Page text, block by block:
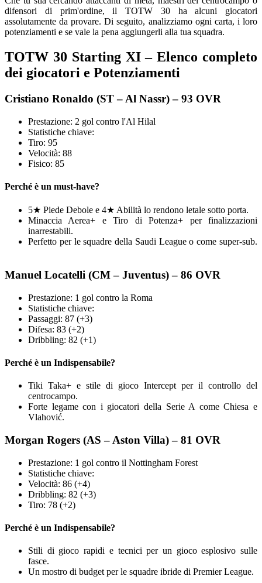
difensori di prim'ordine, il TOTW 30 ha alcuni giocatori
assolutamente da provare. Di seguito, analizziamo ogni carta, i loro
potenziamenti e se vale la pena aggiungerli alla tua squadra.
TOTW 30 Starting XI – Elenco completo
dei giocatori e Potenziamenti
Cristiano Ronaldo (ST – Al Nassr) – 93 OVR
Prestazione: 2 gol contro l'Al Hilal
Statistiche chiave:
Tiro: 95
Velocità: 88
Fisico: 85
Perché è un must-have?
5★ Piede Debole e 4★ Abilità lo rendono letale sotto porta.
Minaccia Aerea+ e Tiro di Potenza+ per finalizzazioni
inarrestabili.
Perfetto per le squadre della Saudi League o come super-sub.
Manuel Locatelli (CM – Juventus) – 86 OVR
Prestazione: 1 gol contro la Roma
Statistiche chiave:
Passaggi: 87 (+3)
Difesa: 83 (+2)
Dribbling: 82 (+1)
Perché è un Indispensabile?
Tiki Taka+ e stile di gioco Intercept per il controllo del
centrocampo.
Forte legame con i giocatori della Serie A come Chiesa e
Vlahović.
Morgan Rogers (AS – Aston Villa) – 81 OVR
Prestazione: 1 gol contro il Nottingham Forest
Statistiche chiave:
Velocità: 86 (+4)
Dribbling: 82 (+3)
Tiro: 78 (+2)
Perché è un Indispensabile?
Stili di gioco rapidi e tecnici per un gioco esplosivo sulle
fasce.
Un mostro di budget per le squadre ibride di Premier League.